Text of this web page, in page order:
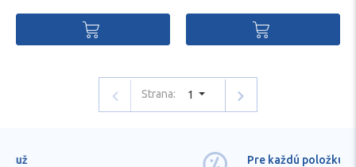
Strana: 1
Pre každú položku